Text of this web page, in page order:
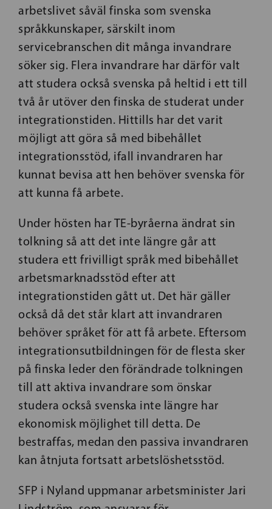
arbetslivet såväl finska som svenska
språkkunskaper, särskilt inom
servicebranschen dit många invandrare
söker sig. Flera invandrare har därför valt
att studera också svenska på heltid i ett till
två år utöver den finska de studerat under
integrationstiden. Hittills har det varit
möjligt att göra så med bibehållet
integrationsstöd, ifall invandraren har
kunnat bevisa att hen behöver svenska för
att kunna få arbete.
Under hösten har TE-byråerna ändrat sin
tolkning så att det inte längre går att
studera ett frivilligt språk med bibehållet
arbetsmarknadsstöd efter att
integrationstiden gått ut. Det här gäller
också då det står klart att invandraren
behöver språket för att få arbete. Eftersom
integrationsutbildningen för de flesta sker
på finska leder den förändrade tolkningen
till att aktiva invandrare som önskar
studera också svenska inte längre har
ekonomisk möjlighet till detta. De
bestraffas, medan den passiva invandraren
kan åtnjuta fortsatt arbetslöshetsstöd.
SFP i Nyland uppmanar arbetsminister Jari